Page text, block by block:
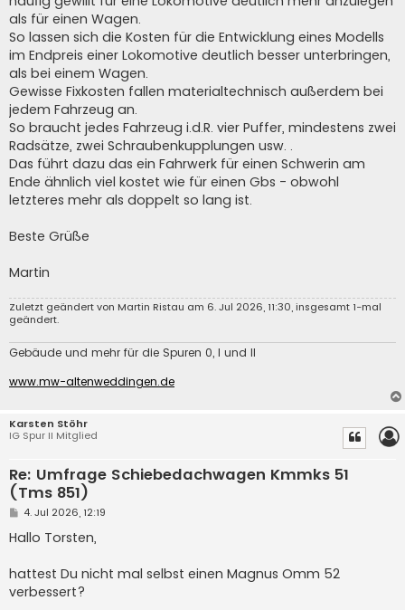
als für einen Wagen.
So lassen sich die Kosten für die Entwicklung eines Modells
im Endpreis einer Lokomotive deutlich besser unterbringen,
als bei einem Wagen.
Gewisse Fixkosten fallen materialtechnisch außerdem bei
jedem Fahrzeug an.
So braucht jedes Fahrzeug i.d.R. vier Puffer, mindestens zwei
Radsätze, zwei Schraubenkupplungen usw. .
Das führt dazu das ein Fahrwerk für einen Schwerin am
Ende ähnlich viel kostet wie für einen Gbs - obwohl
letzteres mehr als doppelt so lang ist.
Beste Grüße
Martin
Zuletzt geändert von Martin Ristau am 6. Jul 2026, 11:30, insgesamt 1-mal
geändert.
Gebäude und mehr für die Spuren 0, I und II
www.mw-altenweddingen.de
Karsten Stöhr
IG Spur II Mitglied
Re: Umfrage Schiebedachwagen Kmmks 51
(Tms 851)
B
i
t
a
g
4. Jul 2026, 12:19
Hallo Torsten,
hattest Du nicht mal selbst einen Magnus Omm 52
verbessert?